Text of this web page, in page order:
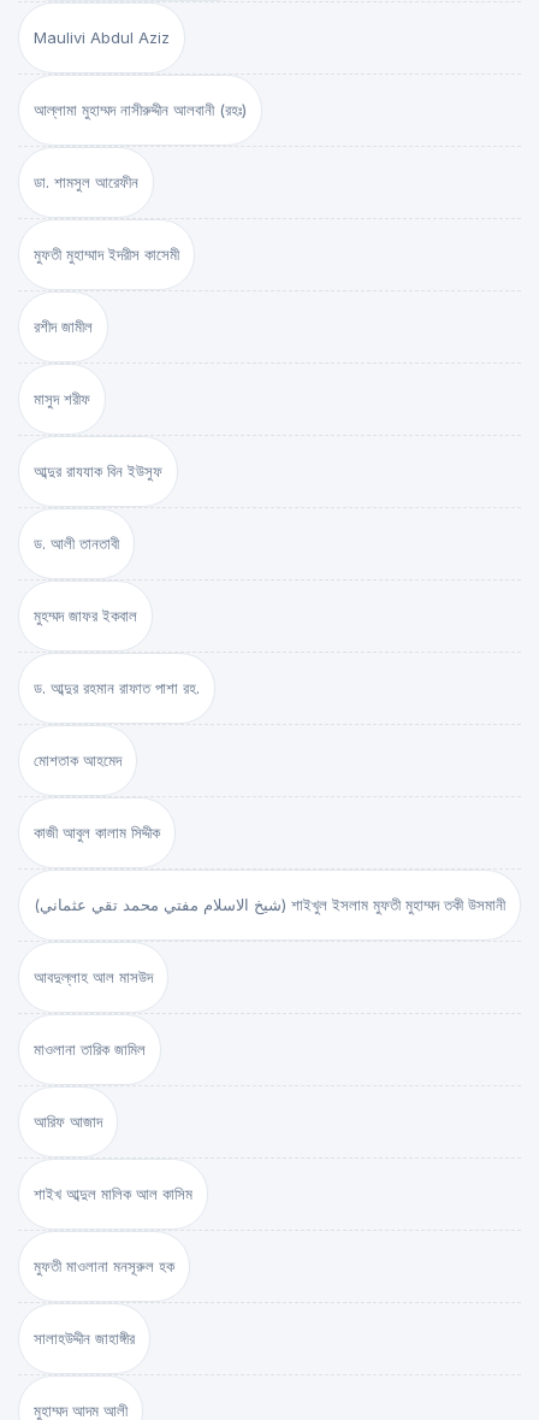
Maulivi Abdul Aziz
আল্লামা মুহাম্মদ নাসীরুদ্দীন আলবানী (রহঃ)
ডা. শামসুল আরেফীন
মুফতী মুহাম্মাদ ইদরীস কাসেমী
রশীদ জামীল
মাসুদ শরীফ
আব্দুর রাযযাক বিন ইউসুফ
ড. আলী তানতাবী
মুহম্মদ জাফর ইকবাল
ড. আব্দুর রহমান রাফাত পাশা রহ.
মোশতাক আহমেদ
কাজী আবুল কালাম সিদ্দীক
(شيخ الاسلام مفتي محمد تقي عثماني) শাইখুল ইসলাম মুফতী মুহাম্মদ তকী উসমানী
আবদুল্লাহ আল মাসউদ
মাওলানা তারিক জামিল
আরিফ আজাদ
শাইখ আব্দুল মালিক আল কাসিম
মুফতী মাওলানা মনসূরুল হক
সালাহউদ্দীন জাহাঙ্গীর
মুহাম্মদ আদম আলী